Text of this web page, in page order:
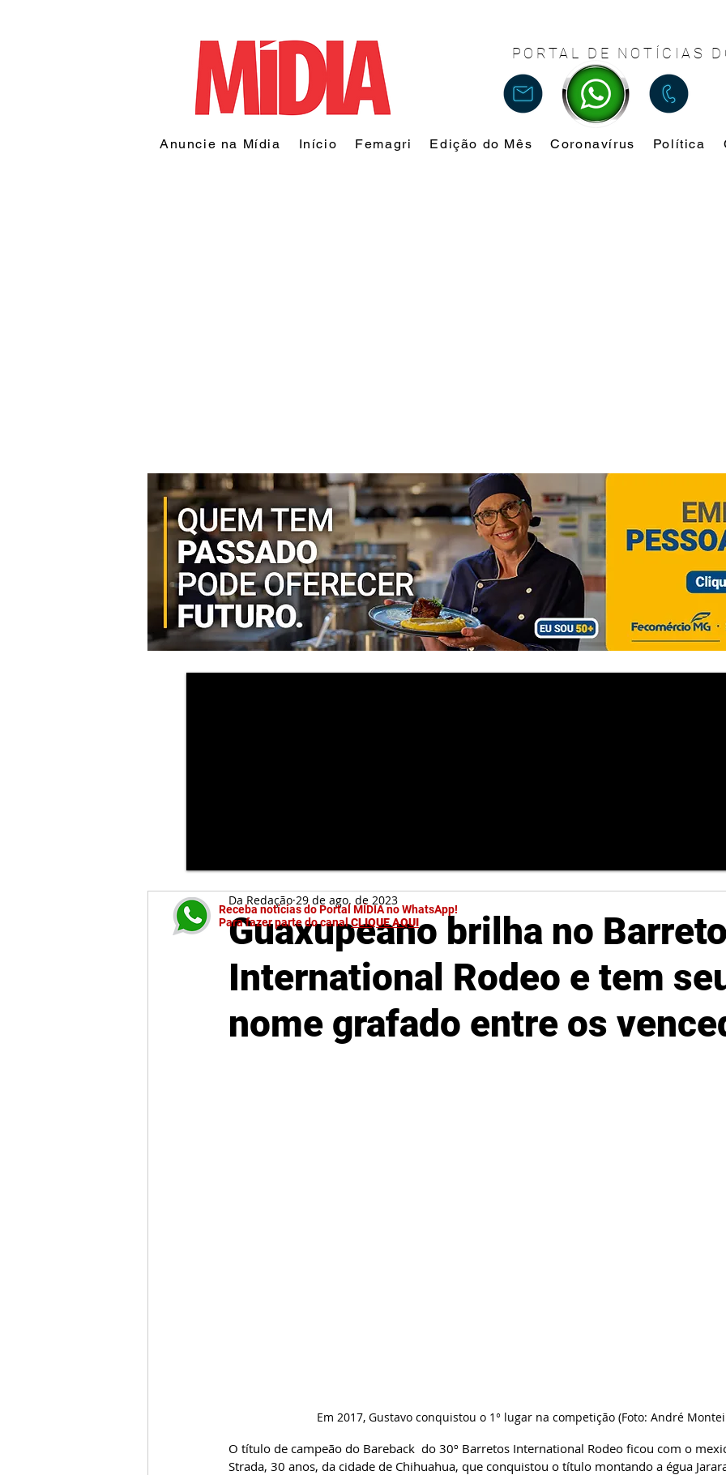
PORTAL DE NOTÍCIAS
Anuncie na Mídia Início Femagri Edição do Mês Coronavírus Política
Guaxupeano brilha no
International Rodeo e tem
nome grafado entre os
Da Redação 29 de ago. de 2023
Em 2017, Gustavo conquistou o 1° lugar na competição (Foto: André
O título de campeão do Bareback  do 30º Barretos International Rodeo ficou com o
Strada, 30 anos, da cidade de Chihuahua, que conquistou o título montando a égua
Receba notícias do Portal MÍDIA no WhatsApp!
Para fazer parte do canalCLIQUE AQUI